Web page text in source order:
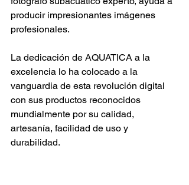
producir impresionantes imágenes
profesionales.
La dedicación de AQUATICA a la
excelencia lo ha colocado a la
vanguardia de esta revolución digital
con sus productos reconocidos
mundialmente por su calidad,
artesanía, facilidad de uso y
durabilidad.